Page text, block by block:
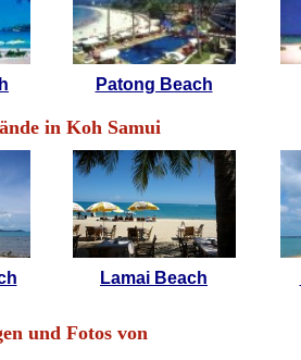
Patong Beach
in Koh Samui
Lamai Beach
und Fotos von